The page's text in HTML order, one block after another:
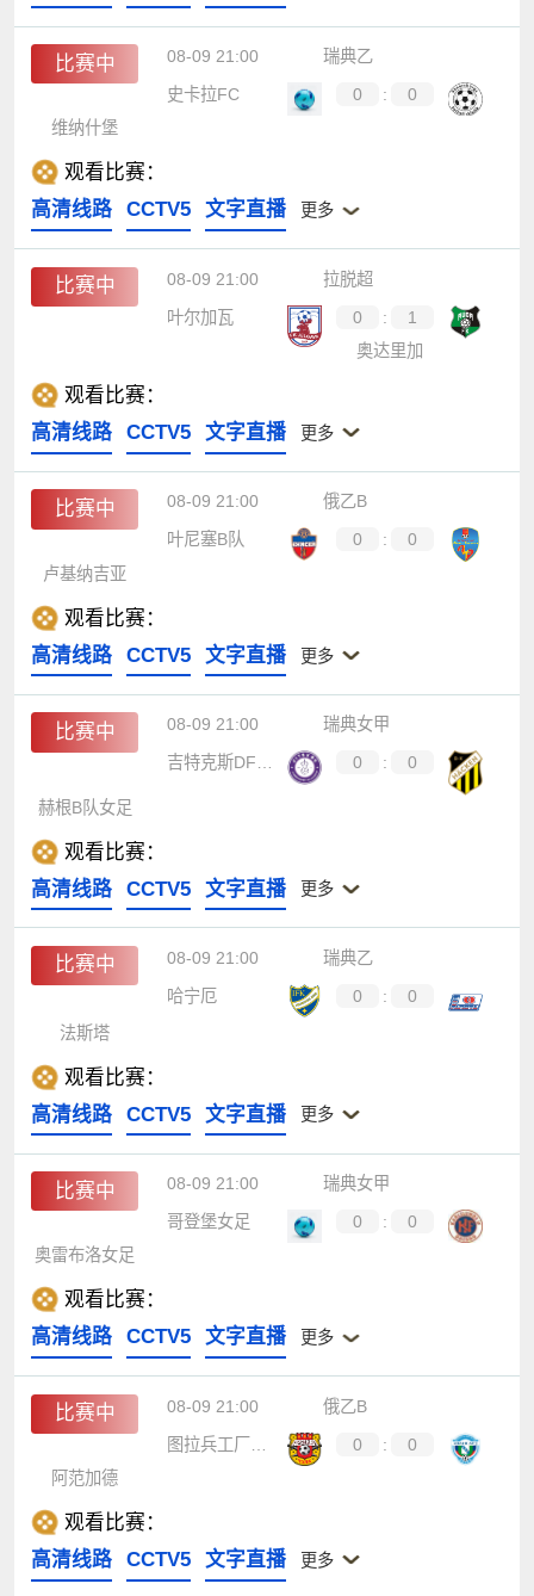
比赛中 08-09 21:00
瑞典乙
史卡拉FC
0 :
0
维纳什堡
观看比赛：
高清线路
CCTV5 文字直播 更多
比赛中 08-09 21:00
拉脱超
叶尔加瓦
0 :
1
奥达里加
观看比赛：
高清线路
CCTV5 文字直播 更多
比赛中 08-09 21:00
俄乙B
叶尼塞B队
0 :
0
卢基纳吉亚
观看比赛：
高清线路
CCTV5 文字直播 更多
比赛中 08-09 21:00
瑞典女甲
吉特克斯DFF女足
0 : 0
赫根B队女足
观看比赛：
高清线路
CCTV5 文字直播 更多
比赛中 08-09 21:00
瑞典乙
哈宁厄
0 :
0
法斯塔
观看比赛：
高清线路
CCTV5 文字直播 更多
比赛中 08-09 21:00
瑞典女甲
哥登堡女足
0 :
0
奥雷布洛女足
观看比赛：
高清线路
CCTV5 文字直播 更多
比赛中 08-09 21:00
俄乙B
0 :
0
阿范加德
观看比赛：
高清线路
CCTV5 文字直播 更多